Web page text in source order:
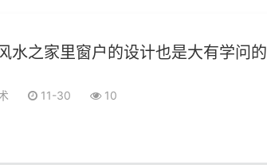
水之家里窗户的设计也是大有学问的
11-30 10